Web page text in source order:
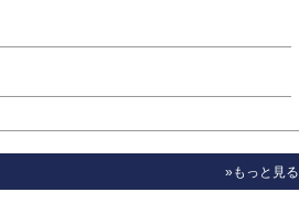
»もっと見る